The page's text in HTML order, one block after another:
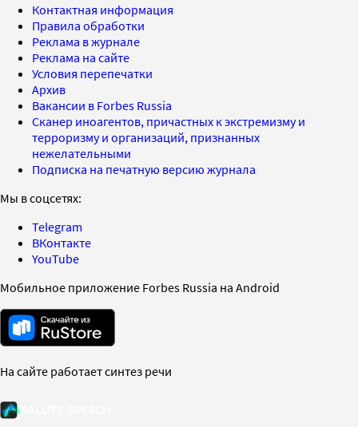
Контактная информация
Правила обработки
Реклама в журнале
Реклама на сайте
Условия перепечатки
Архив
Вакансии в Forbes Russia
Сканер иноагентов, причастных к экстремизму и
терроризму и организаций, признанных
нежелательными
Подписка на печатную версию журнала
Мы в соцсетях:
Telegram
ВКонтакте
YouTube
Мобильное приложение Forbes Russia на Android
На сайте работает синтез речи